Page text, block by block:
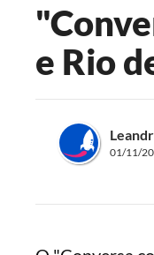
e Rio
01/11/